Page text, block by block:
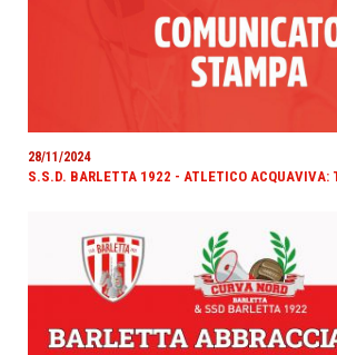
28/11/2024
S.S.D. BARLETTA 1922 - ATLETICO ACQUAVIVA: